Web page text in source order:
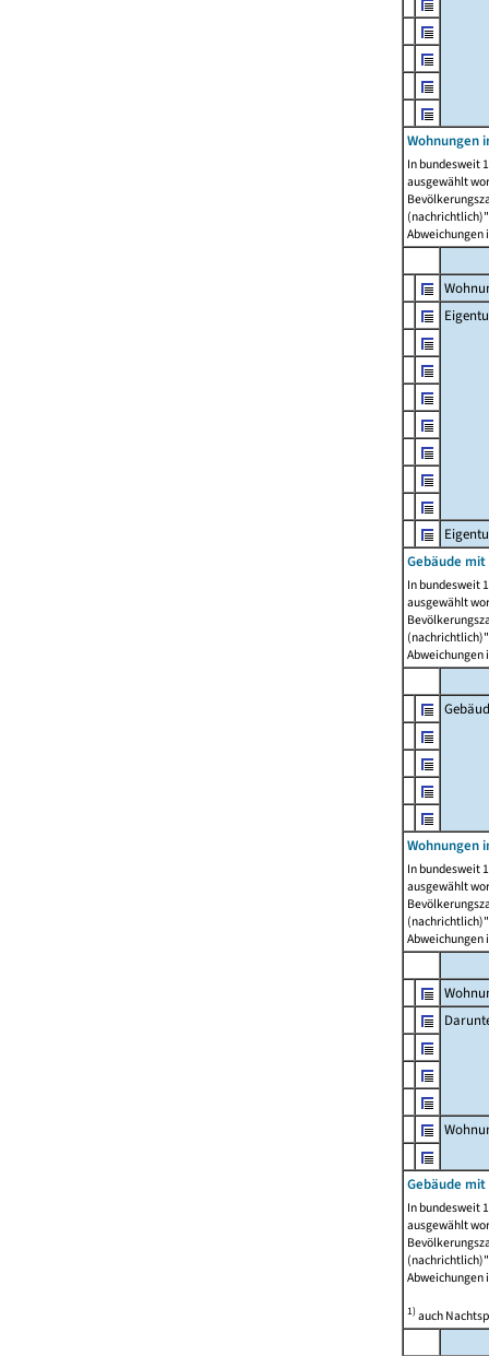
Wohnungen
In bundesweit
ausgewählt
Abweichungen
Gebäude
In bundesweit
ausgewählt
Abweichungen
Wohnungen
In bundesweit
ausgewählt
Abweichungen
Gebäude
In bundesweit
ausgewählt
Abweichungen
1)auch